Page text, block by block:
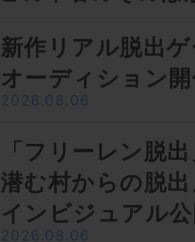
新作リアル脱出
オーディション
2026.08.06
「フリーレン脱
潜む村からの脱
インビジュアル
2026.08.06